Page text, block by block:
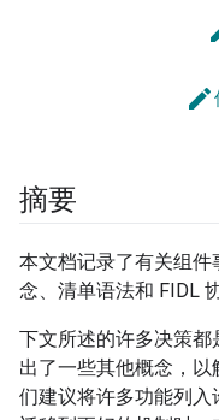
edit
摘要
本文档记录了有关组
念、清单语法和 FIDL 协
下文所述的许多决策
出了一些其他概念，
们建议将许多功能列